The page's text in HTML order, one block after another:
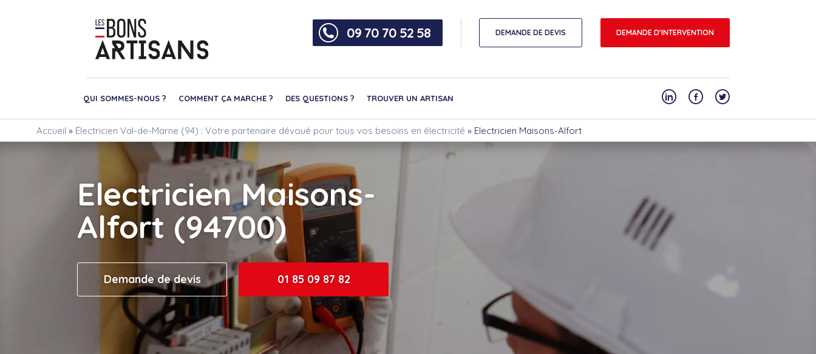
09 70 70 52 58 DEMANDE DE DEVIS DEMANDE D'INTERVENTION
QUI SOMMES-NOUS ? COMMENT ÇA MARCHE ? DES QUESTIONS ? TROUVER UN ARTISAN
Accueil » Électricien Val-de-Marne (94) : Votre partenaire dévoué pour tous vos besoins en électricité » Electricien Maisons-Alfort
Electricien Maisons-
Alfort (94700)
Demande de devis 01 85 09 87 82